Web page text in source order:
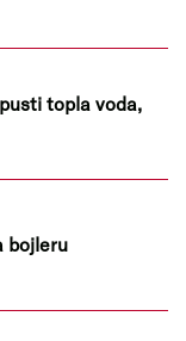
topla voda,
bojleru